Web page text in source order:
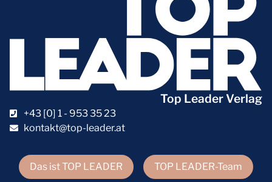
Das ist TOP LEADER TOP LEADER-Team
Top Leader Verlag
+43 [0] 1 - 953 35 23
kontakt@top-leader.at